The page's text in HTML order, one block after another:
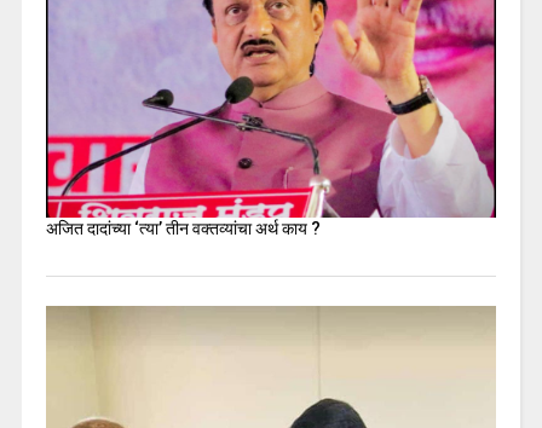
अजित दादांच्या ‘त्या’ तीन वक्तव्यांचा अर्थ काय ?